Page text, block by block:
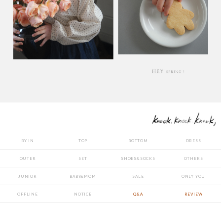
BY IN TOP BOTTOM DRESS
OUTER SET SHOES&SOCKS OTHERS
JUNIOR BABY&MOM SALE ONLY YOU
OFFLINE NOTICE Q&A REVIEW